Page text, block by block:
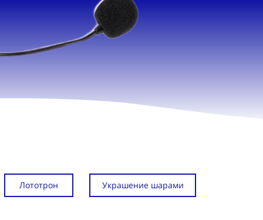
Лототрон Украшение шарами